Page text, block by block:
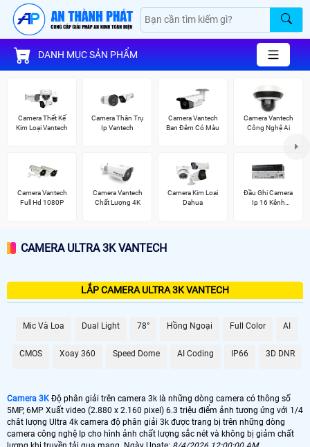
DANH MỤC SẢN PHẨM
Camera Thết Kế
Kim Loại Vantech
Camera Thân Trụ
Ip Vantech
Camera Vantech
Ban Đêm Có Màu
Camera Vantech
Công Nghệ Ai
Camera Vantech
Full Hd 1080P
Camera Vantech
Chất Lượng 4K
Camera Kim Loại
Dahua
Đầu Ghi Camera
Ip 16 Kênh
CAMERA ULTRA 3K VANTECH
LẮP CAMERA ULTRA 3K VANTECH
Mic Và Loa Dual Light 78° Hồng Ngoại Full Color AI
CMOS Xoay 360 Speed Dome AI Coding IP66 3D DNR
Camera 3K Độ phân giải trên camera 3k là những dòng camera có thông số
5MP, 6MP Xuất video (2.880 x 2.160 pixel) 6.3 triệu điểm ảnh tương ứng với 1/4
chât lượng Ultra 4k camera độ phân giải 3k được trang bị trên những dòng
camera công nghệ Ip cho hình ảnh chất lượng sắc nét và không bị giảm chất